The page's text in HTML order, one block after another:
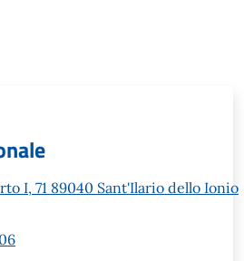
I, 71 89040 Sant'Ilario dello Ionio